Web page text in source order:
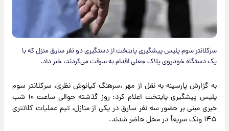
سرکلانتر سوم پلیس پیشگیری پایتخت از دستگیری دو نفر سارق منزل که با
یک دستگاه خودروی پلاک جعلی اقدام به سرقت می‌کردند، خبر داد.
به گزارش پارسینه به نقل از مهر ،سرهنگ کیانوش نظری، سرکلانتر سوم
پلیس پیشگیری پایتخت اعلام کرد: روز گذشته حوالی ساعت ۱۰ شب
خبری مبنی بر حضور سه نفر سارق در یکی از منازل، تیم عملیات کلانتری
۱۴۵ ونک سریعاً در محل حاضر شدند.